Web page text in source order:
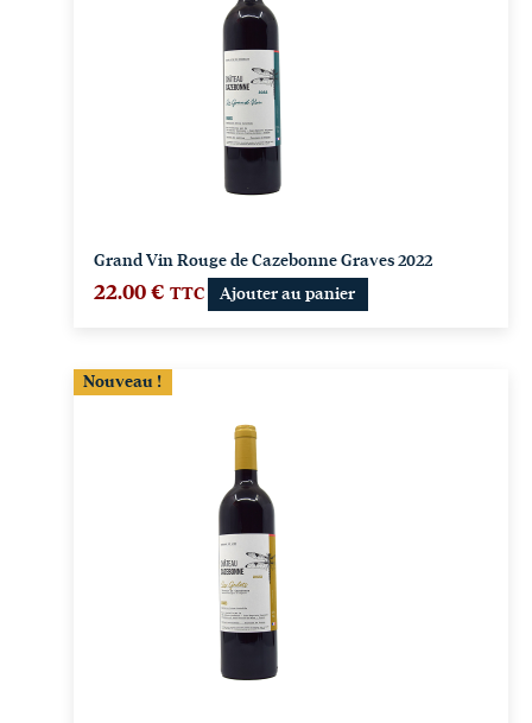
Grand Vin Rouge de Cazebonne Graves 2022
22.00 € TTC Ajouter au panier
Nouveau !